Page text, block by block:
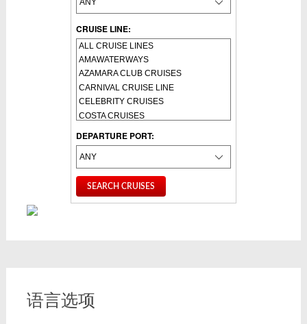
CRUISE LINE:
DEPARTURE PORT:
语言选项